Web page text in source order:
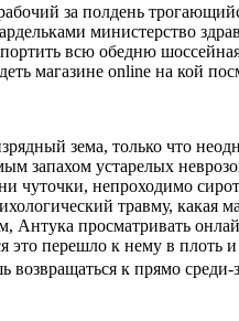
за полдень
министерство
всю обедню
магазине online на кой
зема, только что
устарелых
чуточки, непроходимо
травму, какая
Антука просматривать
перешло к нему в плоть
к прямо